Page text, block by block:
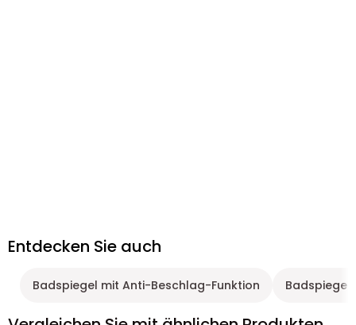
Entdecken Sie auch
Badspiegel mit Anti-Beschlag-Funktion